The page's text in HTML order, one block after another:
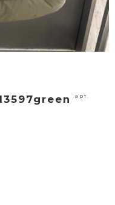
арт.